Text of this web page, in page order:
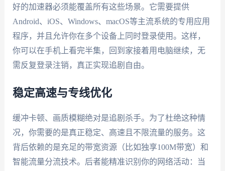
好的加速器必须能覆盖所有这些场景。它需要提供
Android、iOS、Windows、macOS等主流系统的专用应用
程序，并且允许你在多个设备上同时登录使用。这样，
你可以在手机上看完半集，回到家接着用电脑继续，无
需反复登录注销，真正实现追剧自由。
稳定高速与专线优化
缓冲卡顿、画质模糊绝对是追剧杀手。为了杜绝这种情
况，你需要的是真正稳定、高速且不限流量的服务。这
背后依赖的是充足的带宽资源（比如独享100M带宽）和
智能流量分流技术。后者能精准识别你的网络活动：当